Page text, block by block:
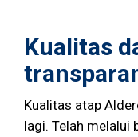
Kualitas
Kualitas atap
lagi. Telah melalui